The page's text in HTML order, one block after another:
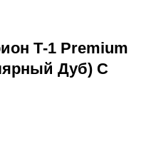
Т-1 Premium
Дуб) С